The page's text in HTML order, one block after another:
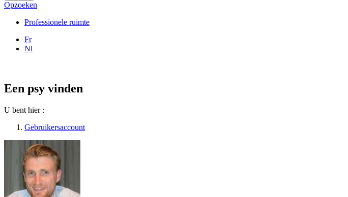
Opzoeken
Professionele ruimte
Fr
Nl
Een psy vinden
U bent hier :
Gebruikersaccount